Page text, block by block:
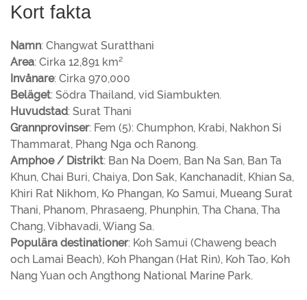
Kort fakta
Namn: Changwat Suratthani
Area: Cirka 12,891 km²
Invånare: Cirka 970,000
Beläget: Södra Thailand, vid Siambukten.
Huvudstad: Surat Thani
Grannprovinser: Fem (5): Chumphon, Krabi, Nakhon Si
Thammarat, Phang Nga och Ranong.
Amphoe / Distrikt: Ban Na Doem, Ban Na San, Ban Ta
Khun, Chai Buri, Chaiya, Don Sak, Kanchanadit, Khian Sa,
Khiri Rat Nikhom, Ko Phangan, Ko Samui, Mueang Surat
Thani, Phanom, Phrasaeng, Phunphin, Tha Chana, Tha
Chang, Vibhavadi, Wiang Sa.
Populära destinationer: Koh Samui (Chaweng beach
och Lamai Beach), Koh Phangan (Hat Rin), Koh Tao, Koh
Nang Yuan och Angthong National Marine Park.